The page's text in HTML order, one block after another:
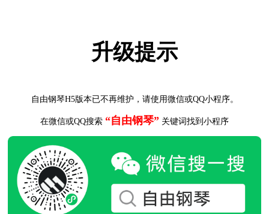
升级提示
自由钢琴H5版本已不再维护，请使用微信或QQ小程序。
在微信或QQ搜索 “自由钢琴” 关键词找到小程序